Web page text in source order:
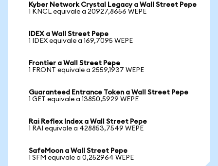
Kyber Network Crystal Legacy a Wall Street Pepe
1 KNCL equivale a 20927,8656 WEPE
IDEX a Wall Street Pepe
1 IDEX equivale a 169,7095 WEPE
Frontier a Wall Street Pepe
1 FRONT equivale a 2559,1937 WEPE
Guaranteed Entrance Token a Wall Street Pepe
1 GET equivale a 13850,5929 WEPE
Rai Reflex Index a Wall Street Pepe
1 RAI equivale a 428853,7549 WEPE
SafeMoon a Wall Street Pepe
1 SFM equivale a 0,252964 WEPE